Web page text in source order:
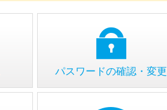
パスワードの確認・変更